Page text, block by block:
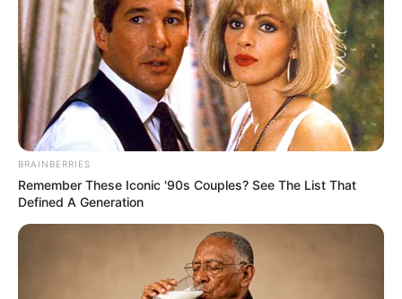
BRAINBERRIES
Remember These Iconic '90s Couples? See The List That
Defined A Generation